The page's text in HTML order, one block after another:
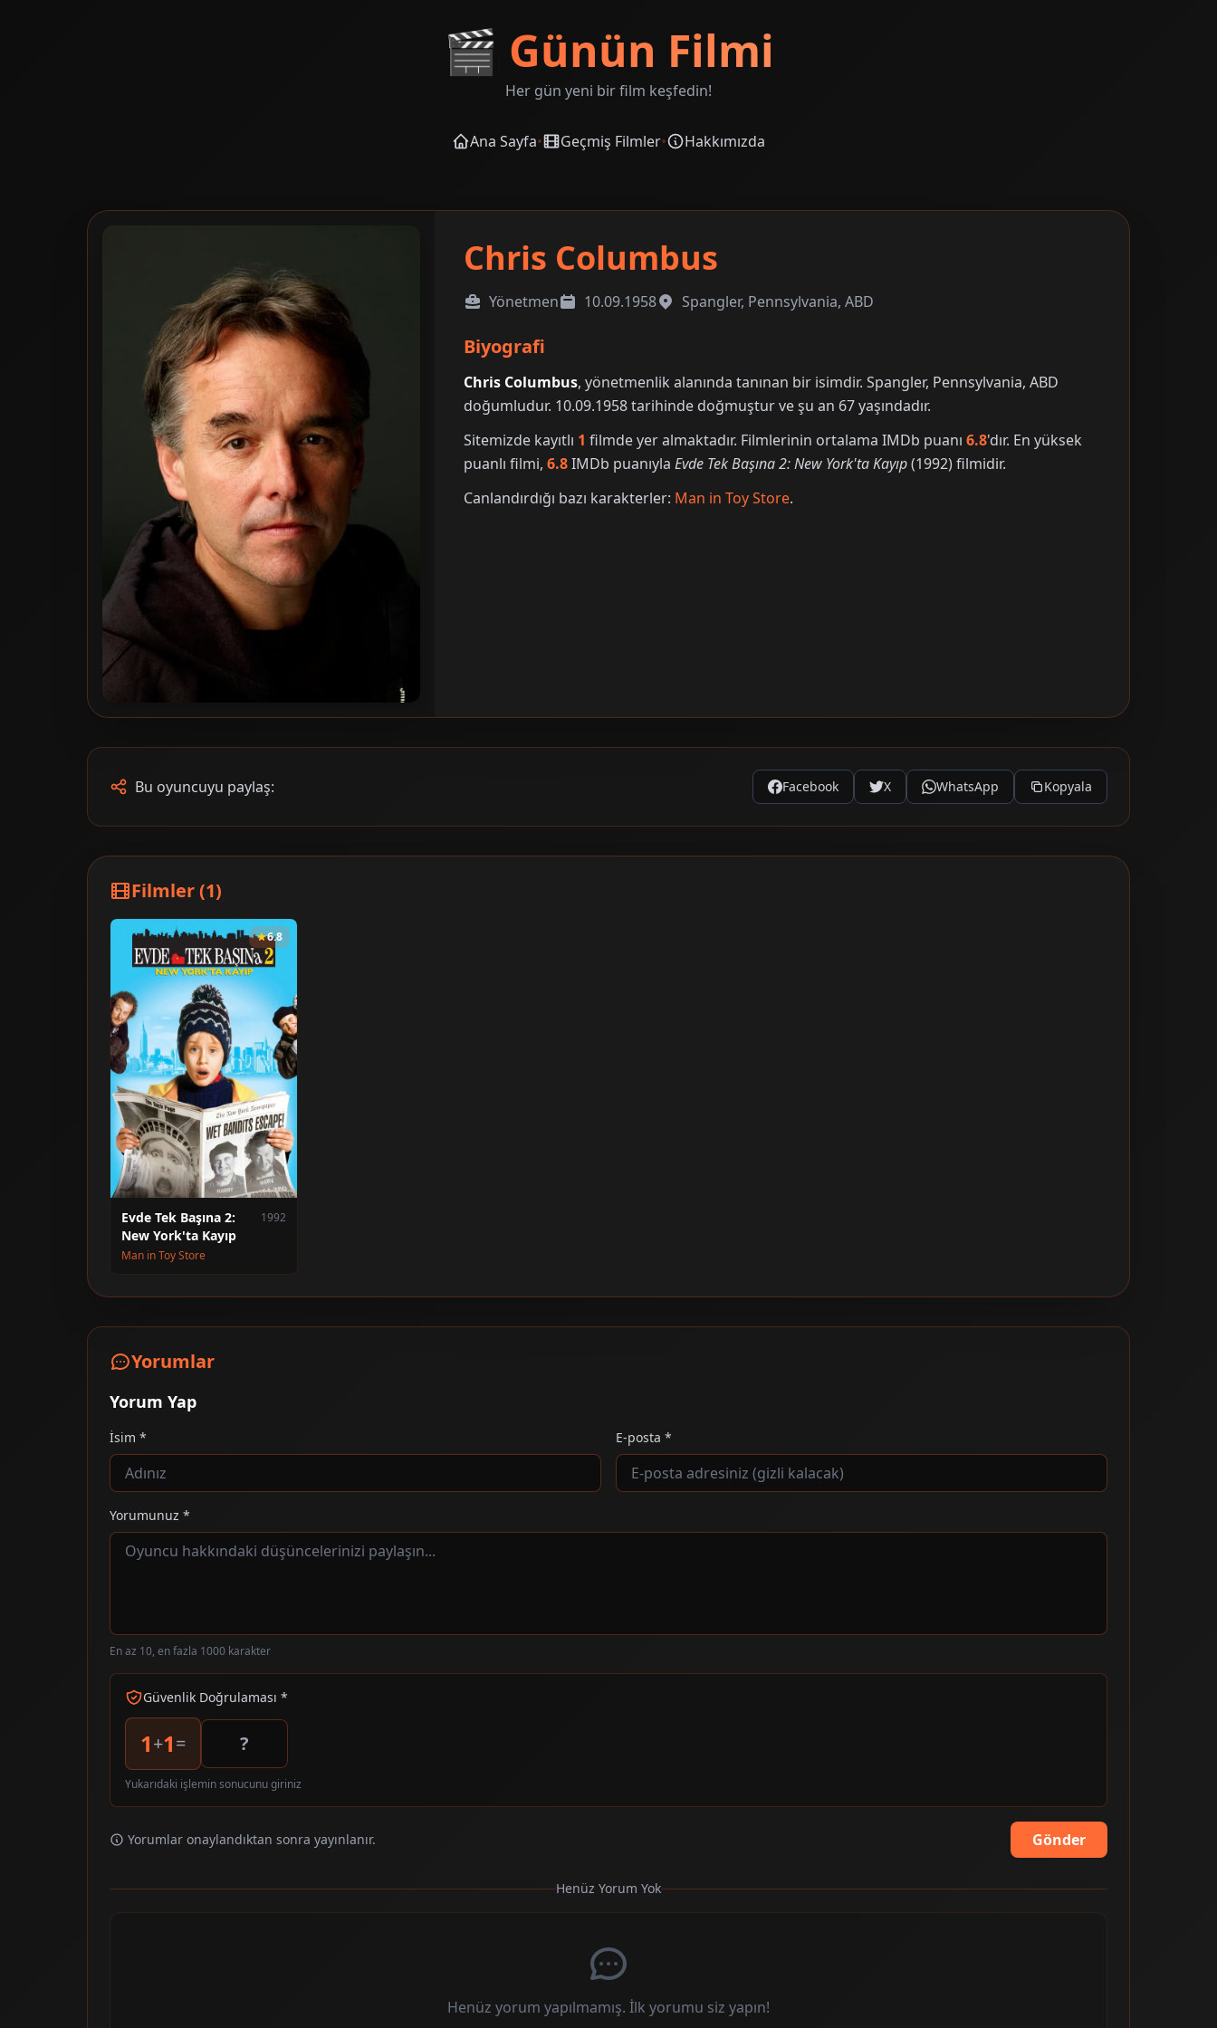
🎬 Günün Filmi
Her gün yeni bir film keşfedin!
Ana Sayfa• Geçmiş Filmler• Hakkımızda
Chris Columbus
Yönetmen 10.09.1958 Spangler, Pennsylvania, ABD
Biyografi
Chris Columbus, yönetmenlik alanında tanınan bir isimdir. Spangler, Pennsylvania, ABD
doğumludur. 10.09.1958 tarihinde doğmuştur ve şu an 67 yaşındadır.
Sitemizde kayıtlı 1 filmde yer almaktadır. Filmlerinin ortalama IMDb puanı6.8'dır. En yüksek
puanlı filmi,6.8IMDb puanıylaEvde Tek Başına 2: New York'ta Kayıp(1992) filmidir.
Canlandırdığı bazı karakterler: Man in Toy Store.
Bu oyuncuyu paylaş: Facebook X WhatsApp Kopyala
Filmler (1)
6.8
Evde Tek Başına 2:
New York'ta Kayıp
1992
Man in Toy Store
Yorumlar
Yorum Yap
İsim * E-posta *
Yorumunuz *
En az 10, en fazla 1000 karakter
Güvenlik Doğrulaması *
1+1=
Yukarıdaki işlemin sonucunu giriniz
Yorumlar onaylandıktan sonra yayınlanır. Gönder
Henüz Yorum Yok
Henüz yorum yapılmamış. İlk yorumu siz yapın!